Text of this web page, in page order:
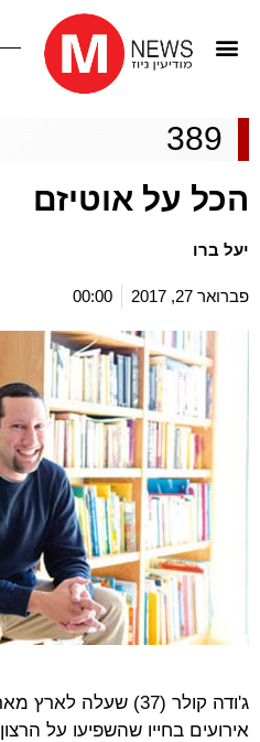
389
הכל על אוטיזם
יעל ברו
פברואר 27, 2017 00:00
ג'ודה קולר (37) שעלה
אירועים בחייו שהשפיעו על